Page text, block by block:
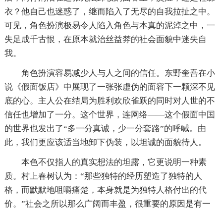
衣？他自己也迷惑了，继而陷入了无尽的自我拉扯之中。
可见，角色扮演极易令人陷入角色与本真的泥淖之中，一
失足成千古恨，在原本就治丝益棼的社会面貌中迷失自
我。
角色扮演容易减少人与人之间的信任。东野奎吾在小
说《假面饭店》中展现了一张张虚伪的面容下一颗深不见
底的心。主人公在结局为胜利欢欣雀跃的同时对人世的不
信任也增加了一分。这个世界，连网络——这个假面中国
的世界也发出了“多一分真诚，少一分套路”的呼喊。由
此，我们更应该适当地卸下伪装，以坦诚的面貌待人。
本色不仅指人的真实想法的坦露，它更说明一种素
质。村上春树认为：“那些独特的经历塑造了独特的人
格，而默默地咀嚼痛楚，本身就是为独特人格付出的代
价。”社会之所以那么广阔而丰盈，很重要的原因是有一